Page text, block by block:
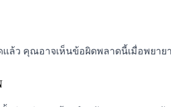
ว คุณอาจเห็นข้อผิดพลาดนี้เมื่อพยายา